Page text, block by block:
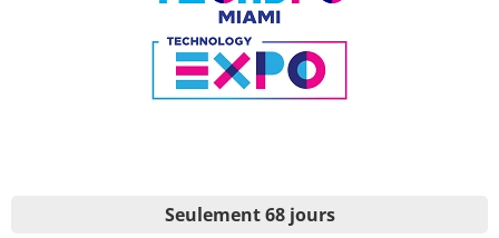
Seulement 68 jours